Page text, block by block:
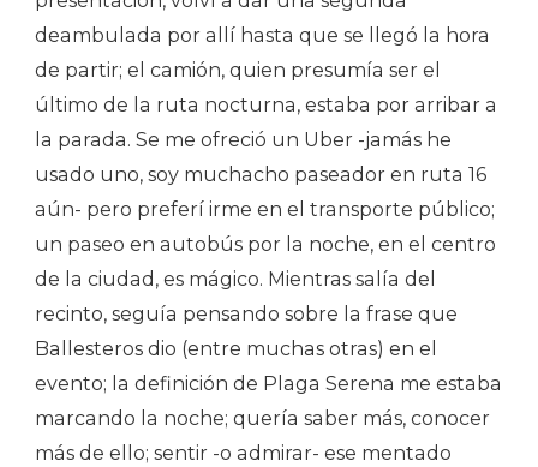
deambulada por allí hasta que se llegó la hora
de partir; el camión, quien presumía ser el
último de la ruta nocturna, estaba por arribar a
la parada. Se me ofreció un Uber -jamás he
usado uno, soy muchacho paseador en ruta 16
aún- pero preferí irme en el transporte público;
un paseo en autobús por la noche, en el centro
de la ciudad, es mágico. Mientras salía del
recinto, seguía pensando sobre la frase que
Ballesteros dio (entre muchas otras) en el
evento; la definición de Plaga Serena me estaba
marcando la noche; quería saber más, conocer
más de ello; sentir -o admirar- ese mentado